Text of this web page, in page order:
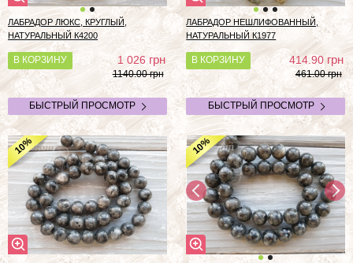
ЛАБРАДОР ЛЮКС, КРУГЛЫЙ,
НАТУРАЛЬНЫЙ К4200
В КОРЗИНУ 1 026грн
1140.00 грн
БЫСТРЫЙ ПРОСМОТР
ЛАБРАДОР НЕШЛИФОВАННЫЙ,
НАТУРАЛЬНЫЙ К1977
В КОРЗИНУ 414.90грн
461.00 грн
БЫСТРЫЙ ПРОСМОТР
10% 10%